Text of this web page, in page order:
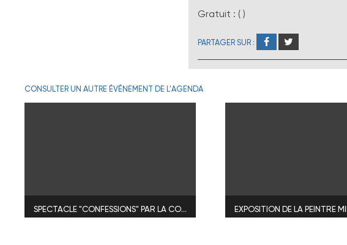
Gratuit : ( )
PARTAGER SUR :
CONSULTER UN AUTRE ÉVÉNEMENT DE L'AGENDA
SPECTACLE "CONFESSIONS" PAR LA COMPAGNIE BOISTONTHÉ